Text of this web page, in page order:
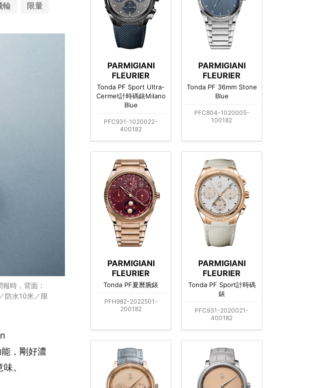
輪 限量
時，背面：
防水10米／限
，剛好濃
。
PARMIGIANI
FLEURIER
Tonda PF Sport Ultra-
Cermet計時碼錶Milano
Blue
PFC931-1020022-
400182
PARMIGIANI
FLEURIER
Tonda PF 36mm Stone
Blue
PFC804-1020005-
100182
PARMIGIANI
FLEURIER
Tonda PF夏曆腕錶
PFH982-2022501-
200182
PARMIGIANI
FLEURIER
Tonda PF Sport計時碼
錶
PFC931-2020021-
400182